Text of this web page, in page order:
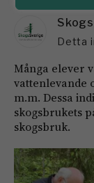
Detta
Många elever
vattenlevande
m.m. Dessa
skogsbrukets
skogsbruk.